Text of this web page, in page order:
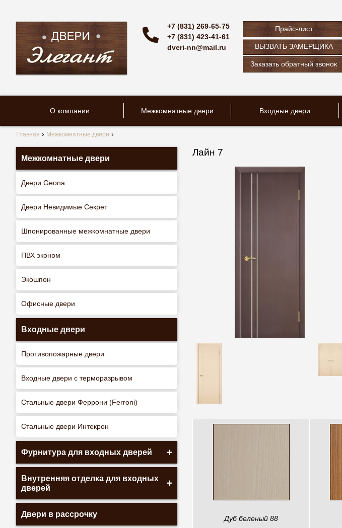
+7 (831) 269-65-75
+7 (831) 423-41-61
dveri-nn@mail.ru
Прайс-лист
ВЫЗВАТЬ ЗАМЕРЩИКА
Заказать обратный звонок
О компании Межкомнатные двери Входные двери
Главная Межкомнатные двери
Межкомнатные двери
Двери Geona
Двери Невидимые Секрет
Шпонированные межкомнатные двери
ПВХ эконом
Экошпон
Офисные двери
Входные двери
Противопожарные двери
Входные двери с терморазрывом
Стальные двери Феррони (Ferroni)
Стальные двери Интекрон
Фурнитура для входных дверей
Внутренняя отделка для входных
дверей
Двери в рассрочку
Лайн 7
Дуб беленый 88